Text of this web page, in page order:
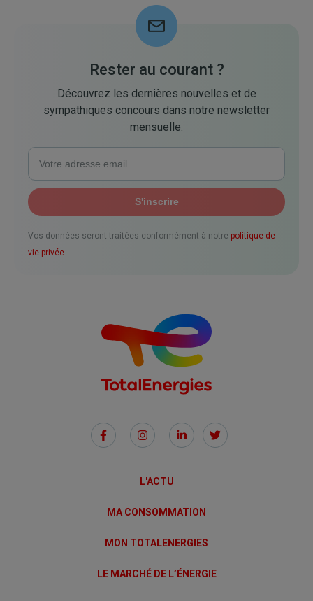
Rester au courant ?
Découvrez les dernières nouvelles et de
sympathiques concours dans notre newsletter
mensuelle.
Vos données seront traitées conformément à notre politique de
vie privée.
Social
Links
L'ACTU
MA CONSOMMATION
MON TOTALENERGIES
LE MARCHÉ DE L’ÉNERGIE